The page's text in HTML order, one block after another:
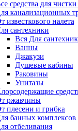
средства для чистки
канализационных
известкового налета
сантехники
Вся Для
Ванны
Джакузи
Душевые кабины
Раковины
Унитазы
ржавчины
плесени и грибка
банных комплексов
отбеливания